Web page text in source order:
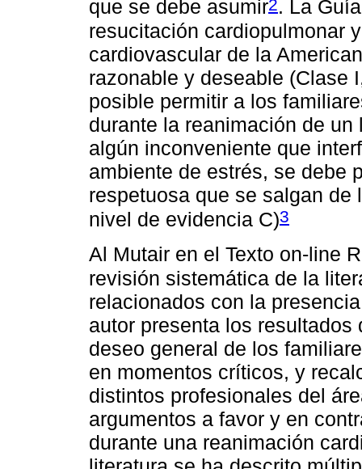
que se debe asumir2. La
resucitación cardiopulmonar
cardiovascular de la
razonable y deseable (Clase
posible permitir a los
durante la reanimación de
algún inconveniente que
ambiente de estrés, se debe
respetuosa que se salgan
nivel de evidencia C)3
Al Mutair en el Texto on-line
revisión sistemática de la
relacionados con la
autor presenta los
deseo general de los
en momentos críticos, y
distintos profesionales del
argumentos a favor y en
durante una reanimación